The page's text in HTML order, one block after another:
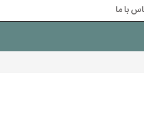
با ما